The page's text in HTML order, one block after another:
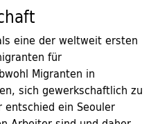
eine der weltweit ersten
für
Migranten in
sich gewerkschaftlich zu
ein Seouler